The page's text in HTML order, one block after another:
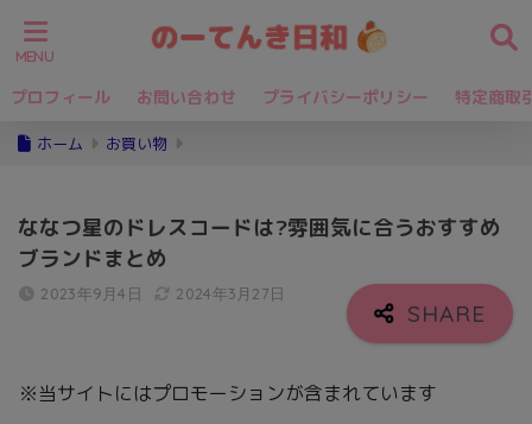
プロフィール お問い合わせ プライバシーポリシー 特定商取
ホーム お買い物
ななつ星のドレスコードは?雰囲気に合うおすすめ
ブランドまとめ
2023年9月4日 2024年3月27日
※当サイトにはプロモーションが含まれています